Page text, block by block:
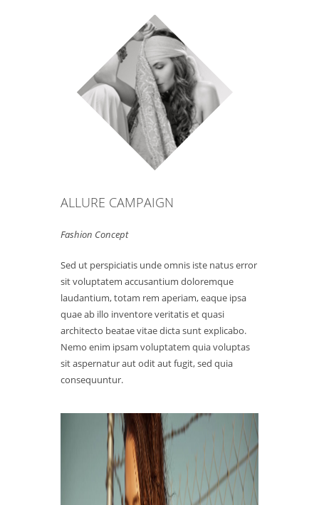
ALLURE CAMPAIGN
Fashion Concept
Sed ut perspiciatis unde omnis iste natus error
sit voluptatem accusantium doloremque
laudantium, totam rem aperiam, eaque ipsa
quae ab illo inventore veritatis et quasi
architecto beatae vitae dicta sunt explicabo.
Nemo enim ipsam voluptatem quia voluptas
sit aspernatur aut odit aut fugit, sed quia
consequuntur.